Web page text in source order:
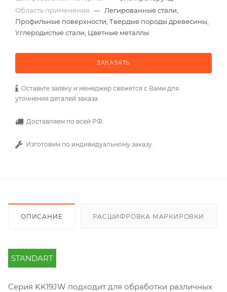
Область применения — Легированные стали,
Профильные поверхности, Твердые породы древесины,
Углеродистые стали, Цветные металлы
ЗАКАЗАТЬ
Оставьте заявку и менеджер свяжется с Вами для
уточнения деталей заказа.
Доставляем по всей РФ.
Изготовим по индивидуальному заказу.
ОПИСАНИЕ РАСШИФРОВКА МАРКИРОВКИ
STANDART
Серия KK19JW подходит для обработки различных